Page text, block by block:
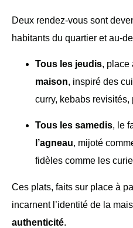
Deux rendez-vous sont
habitants du quartier et au-
Tous les jeudis, place
maison, inspiré des
curry, kebabs revisités,
Tous les samedis, le
l’agneau, mijoté
fidèles comme les
Ces plats, faits sur place à
incarnent l’identité de la
authenticité.